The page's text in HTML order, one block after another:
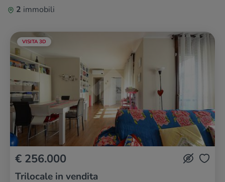
2 immobili
VISITA 3D
€ 256.000
Trilocale in vendita